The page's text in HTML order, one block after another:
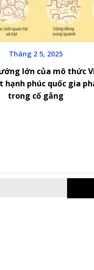
Tháng 2 5, 2025
lớn của mô thức
hạnh phúc quốc gia
trong cố gắng